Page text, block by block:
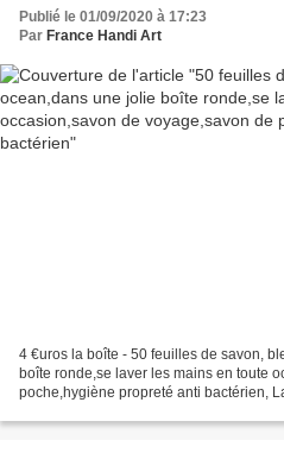
Publié le 01/09/2020 à 17:23
Par France Handi Art
4 €uros la boîte - 50 feuilles de savon,
boîte ronde,se laver les mains en toute
poche,hygiène propreté anti bactérien,